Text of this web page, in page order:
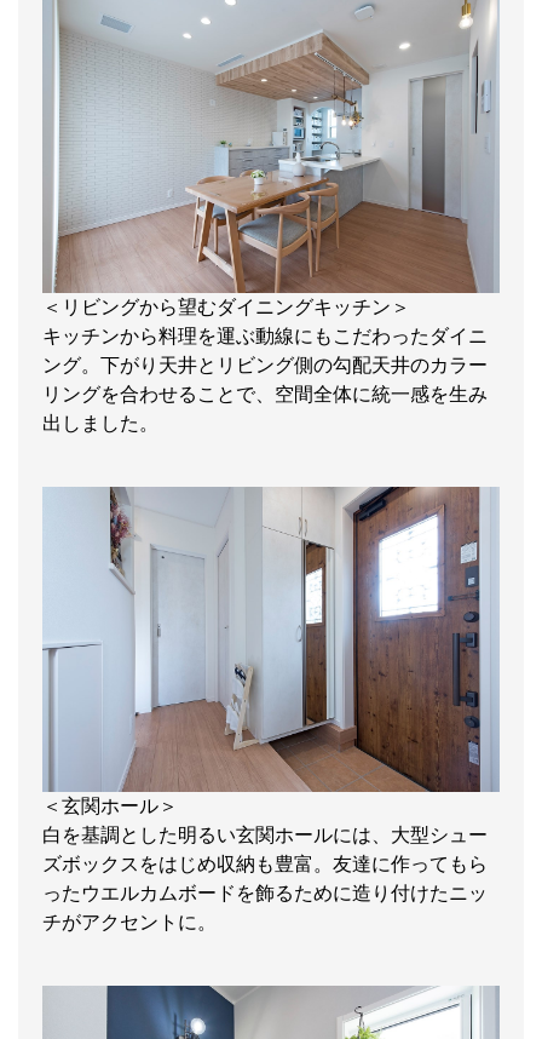
＜リビングから望むダイニングキッチン＞
キッチンから料理を運ぶ動線にもこだわったダイニ
ング。下がり天井とリビング側の勾配天井のカラー
リングを合わせることで、空間全体に統一感を生み
出しました。
＜玄関ホール＞
白を基調とした明るい玄関ホールには、大型シュー
ズボックスをはじめ収納も豊富。友達に作ってもら
ったウエルカムボードを飾るために造り付けたニッ
チがアクセントに。